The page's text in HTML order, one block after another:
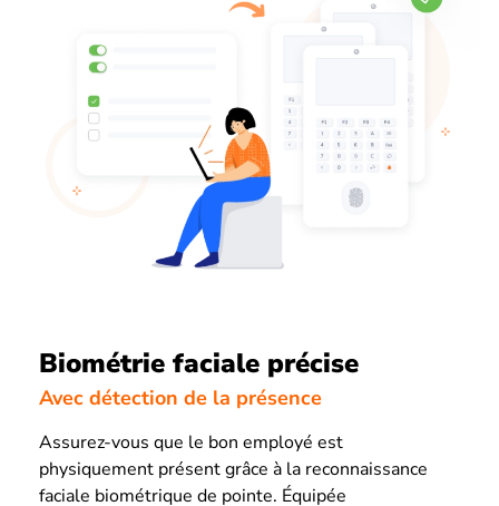
Biométrie faciale précise
Avec détection de la présence
Assurez-vous que le bon employé est
physiquement présent grâce à la reconnaissance
faciale biométrique de pointe. Équipée